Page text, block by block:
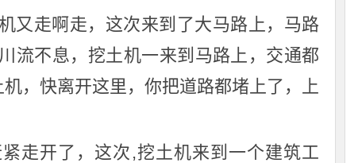
又走啊走，这次来到了大马路上，马路
流不息，挖土机一来到马路上，交通都
，快离开这里，你把道路都堵上了，上
走开了，这次,挖土机来到一个建筑工